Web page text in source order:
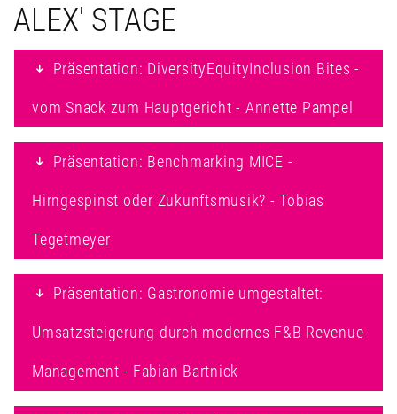
ALEX' STAGE
Präsentation: DiversityEquityInclusion Bites -
vom Snack zum Hauptgericht - Annette Pampel
Präsentation: Benchmarking MICE -
Hirngespinst oder Zukunftsmusik? - Tobias
Tegetmeyer
Präsentation: Gastronomie umgestaltet:
Umsatzsteigerung durch modernes F&B Revenue
Management - Fabian Bartnick